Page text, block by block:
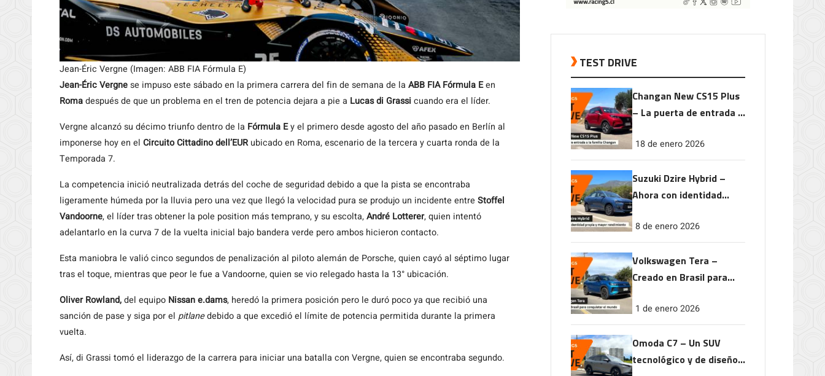
Jean-Éric Vergne (Imagen: ABB FIA Fórmula E)
Jean-Éric Vergnese impuso este sábado en la primera carrera del fin de semana de la ABB FIA Fórmula Een
Romadespués de que un problema en el tren de potencia dejara a pie a Lucas di Grassi cuando era el líder.
Vergne alcanzó su décimo triunfo dentro de la Fórmula Ey el primero desde agosto del año pasado en Berlín al
imponerse hoy en el Circuito Cittadino dell’EURubicado en Roma, escenario de la tercera y cuarta ronda de la
Temporada 7.
La competencia inició neutralizada detrás del coche de seguridad debido a que la pista se encontraba
ligeramente húmeda por la lluvia pero una vez que llegó la velocidad pura se produjo un incidente entre Stoffel
Vandoorne, el líder tras obtener la pole position más temprano, y su escolta,André Lotterer, quien intentó
adelantarlo en la curva 7 de la vuelta inicial bajo bandera verde pero ambos hicieron contacto.
Esta maniobra le valió cinco segundos de penalización al piloto alemán de Porsche, quien cayó al séptimo lugar
tras el toque, mientras que peor le fue a Vandoorne, quien se vio relegado hasta la 13° ubicación.
Oliver Rowland,del equipo Nissan e.dams, heredó la primera posición pero le duró poco ya que recibió una
sanción de pase y siga por el pitlanedebido a que excedió el límite de potencia permitida durante la primera
vuelta.
Así, di Grassi tomó el liderazgo de la carrera para iniciar una batalla con Vergne, quien se encontraba segundo.
TEST DRIVE
Changan New CS15 Plus
– La puerta de entrada a
18 de enero 2026
Suzuki Dzire Hybrid –
Ahora con identidad
rendimiento
8 de enero 2026
Volkswagen Tera –
Creado en Brasil para
1 de enero 2026
Omoda C7 – Un SUV
tecnológico y de diseño